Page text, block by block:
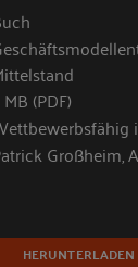
(PDF)
Großheim,
HERUNTERLADEN